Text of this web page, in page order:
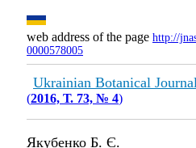
web address of the page http://
0000578005
Ukrainian Botanical
(2016, Т. 73, № 4)
Якубенко Б. Є.